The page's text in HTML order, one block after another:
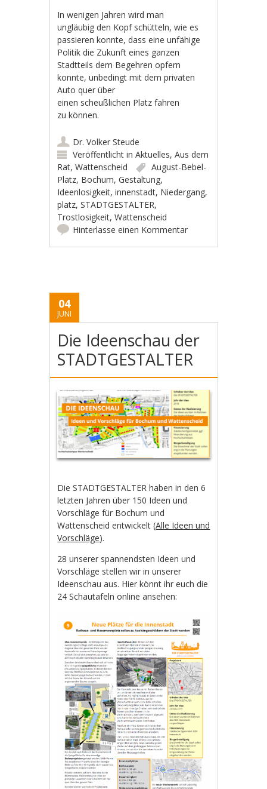
In wenigen Jahren wird man
ungläubig den Kopf schütteln, wie es
passieren konnte, dass eine unfähige
Politik die Zukunft eines ganzen
Stadtteils dem Begehren opfern
konnte, unbedingt mit dem privaten
Auto quer über
einen scheußlichen Platz fahren
zu können.
Dr. Volker Steude
Veröffentlicht inAktuelles,Aus dem
Rat,Wattenscheid
August-Bebel-
Platz, Bochum,Gestaltung,
Ideenlosigkeit,innenstadt, Niedergang,
platz,STADTGESTALTER,
Trostlosigkeit,Wattenscheid
Hinterlasse einen Kommentar
04
JUNI
Die Ideenschau der
STADTGESTALTER
Die STADTGESTALTER haben in den 6
letzten Jahren über 150 Ideen und
Vorschläge für Bochum und
Wattenscheid entwickelt (Alle Ideen und
Vorschläge).
28 unserer spannendsten Ideen und
Vorschläge stellen wir in unserer
Ideenschau aus. Hier könnt ihr euch die
24 Schautafeln online ansehen: